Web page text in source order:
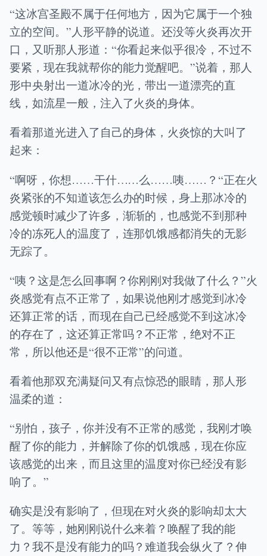
“这冰宫圣殿不属于任何地方，因为它属于一个独
立的空间。”人形平静的说道。还没等火炎再次开
口，又听那人形道：“你看起来似乎很冷，不过不
要紧，现在我就帮你的能力觉醒吧。”说着，那人
形中央射出一道冰冷的光，带出一道漂亮的直
线，如流星一般，注入了火炎的身体。
看着那道光进入了自己的身体，火炎惊的大叫了
起来：
“啊呀，你想……干什……么……咦……？“正在火
炎紧张的不知道该怎么办的时候，身上那冰冷的
感觉顿时减少了许多，渐渐的，也感觉不到那种
冷的冻死人的温度了，连那饥饿感都消失的无影
无踪了。
“咦？这是怎么回事啊？你刚刚对我做了什么？”火
炎感觉有点不正常了，如果说他刚才感觉到冰冷
还算正常的话，而现在自己已经感觉不到这冰冷
的存在了，这还算正常吗？不正常，绝对不正
常，所以他还是“很不正常”的问道。
看着他那双充满疑问又有点惊恐的眼睛，那人形
温柔的道：
“别怕，孩子，你并没有不正常的感觉，我刚才唤
醒了你的能力，并解除了你的饥饿感，现在你应
该感觉的出来，而且这里的温度对你已经没有影
响了。”
确实是没有影响了，但现在对火炎的影响却太大
了。等等，她刚刚说什么来着？唤醒了我的能
力？我不是没有能力的吗？难道我会纵火了？伸